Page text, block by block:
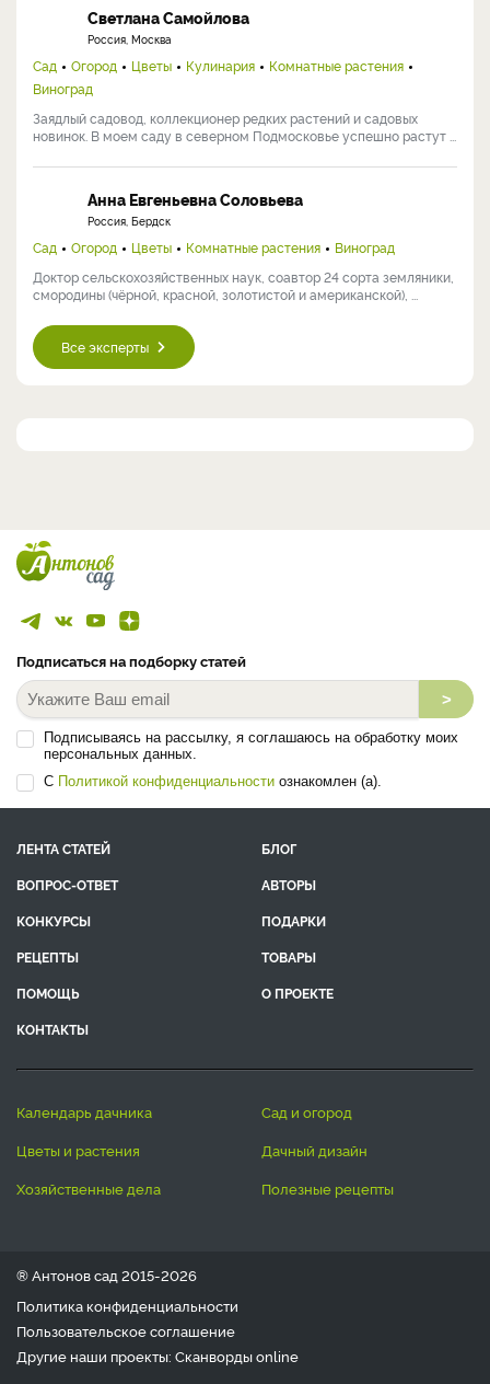
Светлана Самойлова
Россия, Москва
Сад Огород Цветы Кулинария
Комнатные растения
Виноград
Заядлый садовод, коллекционер редких растений и садовых
новинок. В моем саду в северном Подмосковье успешно растут ...
Анна Евгеньевна Соловьева
Россия, Бердск
Сад Огород Цветы Комнатные растения
Виноград
Доктор сельскохозяйственных наук, соавтор 24 сорта земляники,
смородины (чёрной, красной, золотистой и американской), ...
Все эксперты
Подписаться на подборку статей
>
Подписываясь на рассылку, я соглашаюсь на обработку моих
персональных данных.
С Политикой конфиденциальности ознакомлен (а).
ЛЕНТА СТАТЕЙ
БЛОГ
ВОПРОС-ОТВЕТ
АВТОРЫ
КОНКУРСЫ
ПОДАРКИ
РЕЦЕПТЫ
ТОВАРЫ
ПОМОЩЬ
О ПРОЕКТЕ
КОНТАКТЫ
календарь дачника
сад и огород
цветы и растения
дачный дизайн
хозяйственные дела
полезные рецепты
® Антонов сад 2015-2026
Политика конфиденциальности
Пользовательское соглашение
Другие наши проекты: Сканвордыonline